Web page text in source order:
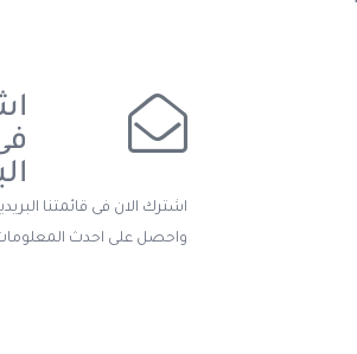
اشترك الان فى قائمتنا
واحصل على احدث